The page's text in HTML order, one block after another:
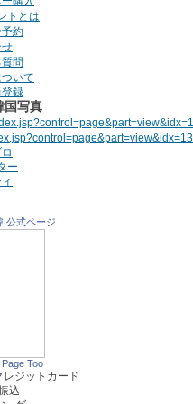
トとは
約
せ
問
いて
録
ー
公式ページ
Too